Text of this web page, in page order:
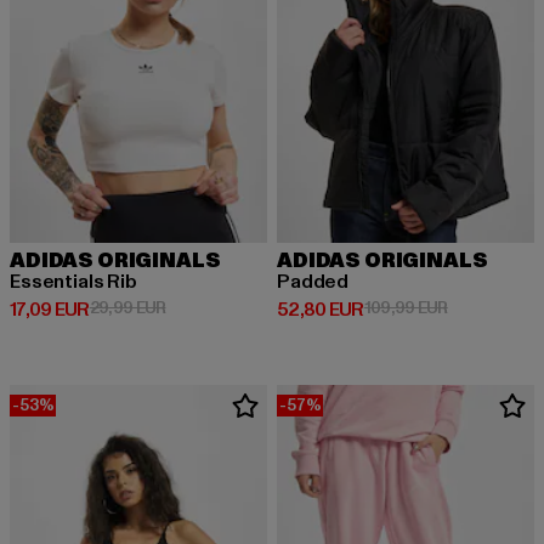
ADIDAS ORIGINALS
Essentials Rib
17,09 EUR
Prix courant: 17,09 EUR
29,99 EURPrix en promotion: 29,99 EUR
ADIDAS ORIGINALS
Padded
52,80 EUR
Prix courant: 52,80 EUR
109,99 EURPrix en
-53% -57%